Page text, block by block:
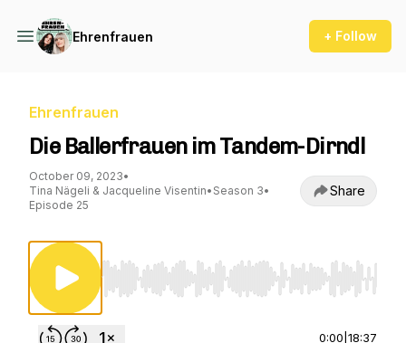
Ehrenfrauen + Follow
Ehrenfrauen
Die Ballerfrauen im Tandem-Dirndl
October 09, 2023•
Tina Nägeli & Jacqueline Visentin• Season 3•
Episode 25
Share
Use Left/Right to seek, Home/End to jump
0:00 18:37